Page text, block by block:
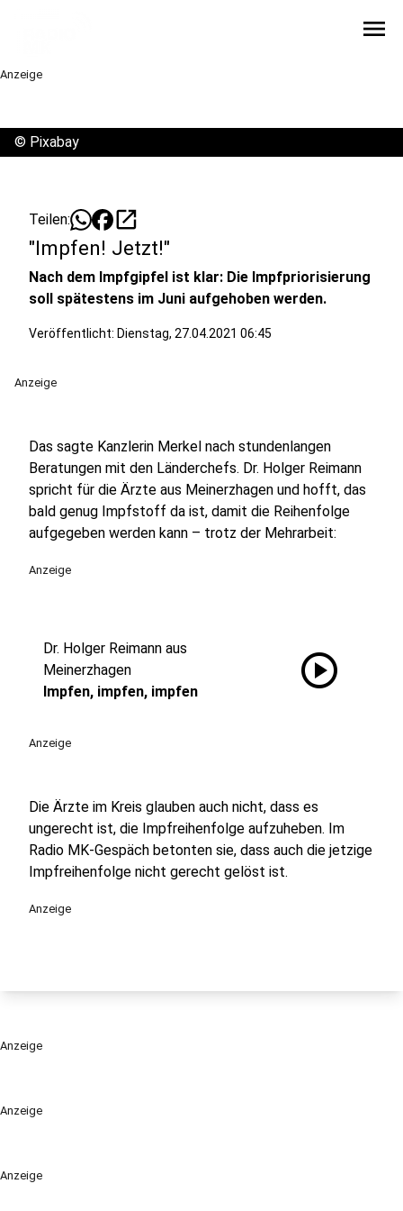
menu
Anzeige
Anzeige
Anzeige
© Pixabay
Teilen: open_in_new
"Impfen! Jetzt!"
Nach dem Impfgipfel ist klar: Die Impfpriorisierung
soll spätestens im Juni aufgehoben werden.
Veröffentlicht: Dienstag, 27.04.2021 06:45
Anzeige
Das sagte Kanzlerin Merkel nach stundenlangen
Beratungen mit den Länderchefs. Dr. Holger Reimann
spricht für die Ärzte aus Meinerzhagen und hofft, das
bald genug Impfstoff da ist, damit die Reihenfolge
aufgegeben werden kann – trotz der Mehrarbeit:
Anzeige
Dr. Holger Reimann aus
Meinerzhagen
Impfen, impfen, impfen
play_circle
Anzeige
Die Ärzte im Kreis glauben auch nicht, dass es
ungerecht ist, die Impfreihenfolge aufzuheben. Im
Radio MK-Gespäch betonten sie, dass auch die jetzige
Impfreihenfolge nicht gerecht gelöst ist.
Anzeige
Anzeige